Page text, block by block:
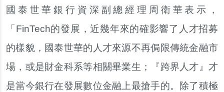
國泰世華銀行資深副總經理周衛華表示，
「FinTech的發展，近幾年來的確影響了人才招募
的樣貌，國泰世華的人才來源不再侷限傳統金融市
場，或是財金科系等相關畢業生；『跨界人才』才
是當今銀行在發展數位金融上最搶手的。除了積極